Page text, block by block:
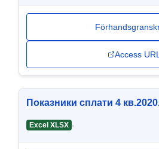
Access
Показники сплати 4
Excel XLSX -